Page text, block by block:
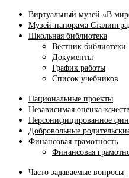
Виртуальный музей «В
Музей-панорама
Школьная библиотека
Вестник библиотеки
Документы
График работы
Список учебников
Национальные проекты
Независимая оценка
Персонифицированное
Добровольные
Финансовая грамотность
Финансовая
Часто задаваемые вопросы